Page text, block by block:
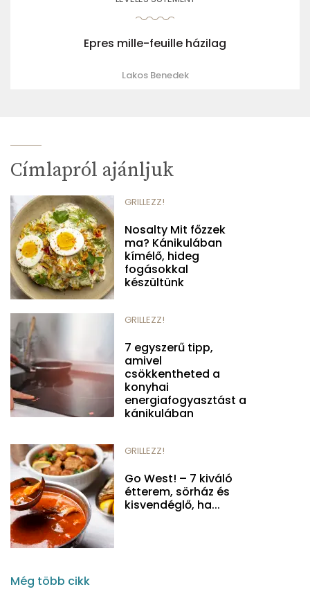
Epres mille-feuille házilag
Lakos Benedek
Címlapról ajánljuk
GRILLEZZ!
Nosalty Mit főzzek
ma? Kánikulában
kímélő, hideg
fogásokkal
készültünk
GRILLEZZ!
7 egyszerű tipp,
amivel
csökkentheted a
konyhai
energiafogyasztást a
kánikulában
GRILLEZZ!
Go West! – 7 kiváló
étterem, sörház és
kisvendéglő, ha...
Még több cikk